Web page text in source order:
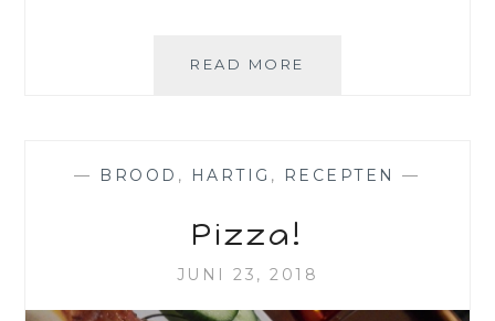
READ MORE
— BROOD , HARTIG , RECEPTEN —
Pizza!
JUNI 23, 2018